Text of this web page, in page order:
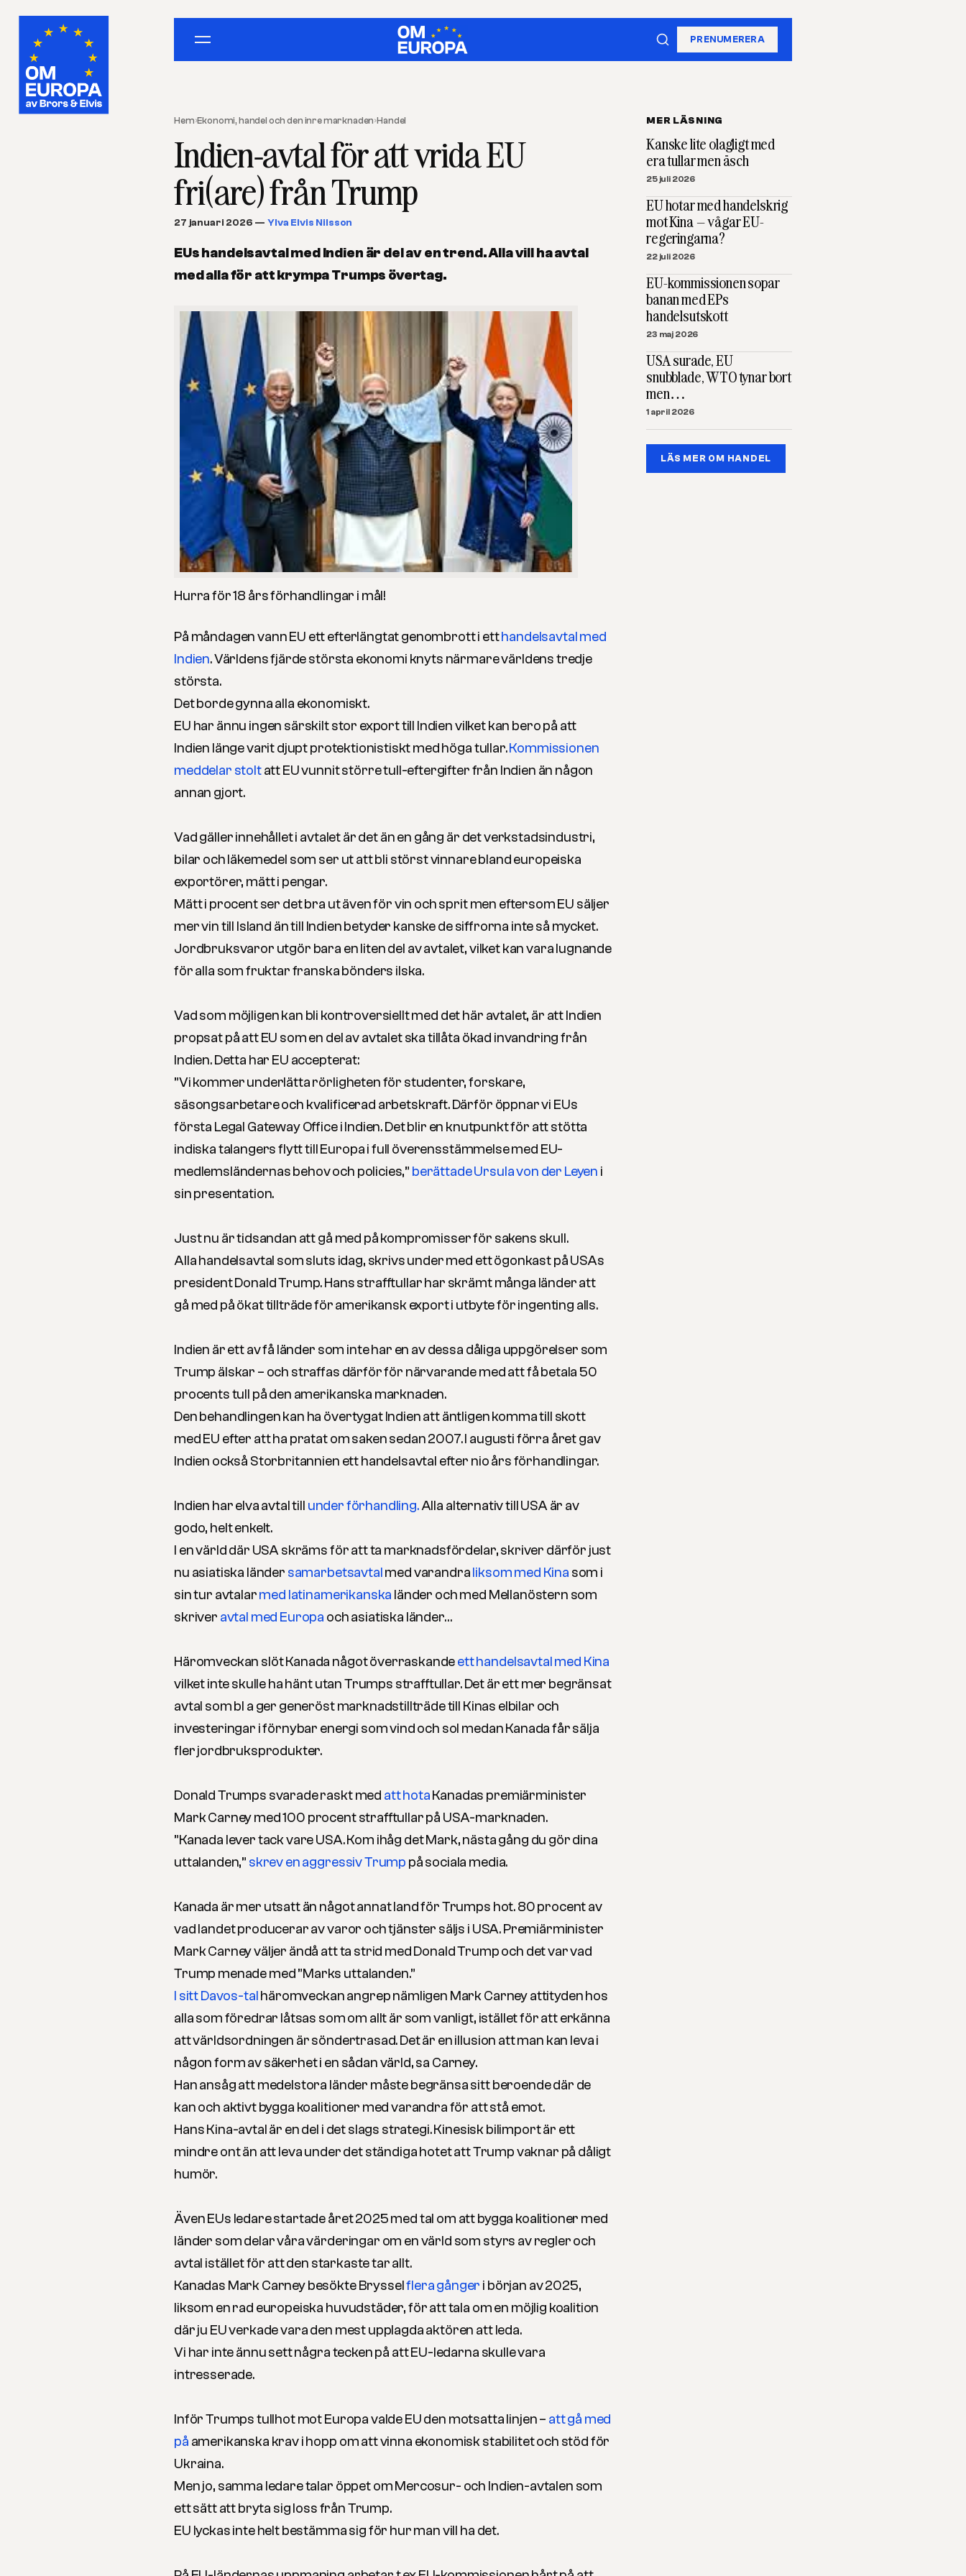
PRENUMERERA
Hem›Ekonomi, handel och den inre marknaden›Handel
Indien-avtal för att vrida EU
fri(are) från Trump
27 januari 2026 — Ylva Elvis Nilsson
EUs handelsavtal med Indien är del av en trend. Alla vill ha avtal
med alla för att krympa Trumps övertag.
Hurra för 18 års förhandlingar i mål!
På måndagen vann EU ett efterlängtat genombrott i etthandelsavtal med
Indien. Världens fjärde största ekonomi knyts närmare världens tredje
största.
Det borde gynna alla ekonomiskt.
EU har ännu ingen särskilt stor export till Indien vilket kan bero på att
Indien länge varit djupt protektionistiskt med höga tullar.Kommissionen
meddelar stoltatt EU vunnit större tull-eftergifter från Indien än någon
annan gjort.
Vad gäller innehållet i avtalet är det än en gång är det verkstadsindustri,
bilar och läkemedel som ser ut att bli störst vinnare bland europeiska
exportörer, mätt i pengar.
Mätt i procent ser det bra ut även för vin och sprit men eftersom EU säljer
mer vin till Island än till Indien betyder kanske de siffrorna inte så mycket.
Jordbruksvaror utgör bara en liten del av avtalet, vilket kan vara lugnande
för alla som fruktar franska bönders ilska.
Vad som möjligen kan bli kontroversiellt med det här avtalet, är att Indien
propsat på att EU som en del av avtalet ska tillåta ökad invandring från
Indien. Detta har EU accepterat:
”Vi kommer underlätta rörligheten för studenter, forskare,
säsongsarbetare och kvalificerad arbetskraft. Därför öppnar vi EUs
första Legal Gateway Officei Indien. Det blir en knutpunkt för att stötta
indiska talangers flytt till Europa i full överensstämmelse med EU-
medlemsländernas behov och policies,” berättade Ursula von der Leyen i
sin presentation.
Just nu är tidsandan att gå med på kompromisser för sakens skull.
Alla handelsavtal som sluts idag, skrivs under med ett ögonkast på USAs
president Donald Trump. Hans strafftullar har skrämt många länder att
gå med på ökat tillträde för amerikansk export i utbyte för ingenting alls.
Indien är ett av få länder som inte har en av dessa dåliga uppgörelser som
Trump älskar – och straffas därför för närvarande med att få betala 50
procents tull på den amerikanska marknaden.
Den behandlingen kan ha övertygat Indien att äntligen komma till skott
med EU efter att ha pratat om saken sedan 2007. I augusti förra året gav
Indien också Storbritannien ett handelsavtal efter nio års förhandlingar.
Indien har elva avtal till under förhandling.Alla alternativ till USA är av
godo, helt enkelt.
I en värld där USA skräms för att ta marknadsfördelar, skriver därför just
nu asiatiska länder samarbetsavtalmed varandraliksom med Kina som i
sin tur avtalarmed latinamerikanska länder och med Mellanöstern som
skriver avtal med Europa och asiatiska länder…
Häromveckan slöt Kanada något överraskandeett handelsavtal med Kina
vilket inte skulle ha hänt utan Trumps strafftullar. Det är ett mer begränsat
avtal som bl a ger generöst marknadstillträde till Kinas elbilar och
investeringar i förnybar energi som vind och sol medan Kanada får sälja
fler jordbruksprodukter.
Donald Trumps svarade raskt med att hotaKanadas premiärminister
Mark Carney med 100 procent strafftullar på USA-marknaden.
”Kanada lever tack vare USA. Kom ihåg det Mark, nästa gång du gör dina
uttalanden,” skrev en aggressiv Trump på sociala media.
Kanada är mer utsatt än något annat land för Trumps hot. 80 procent av
vad landet producerar av varor och tjänster säljs i USA. Premiärminister
Mark Carney väljer ändå att ta strid med Donald Trump och det var vad
Trump menade med ”Marks uttalanden.”
I sitt Davos-talhäromveckan angrep nämligen Mark Carney attityden hos
alla som föredrar låtsas som om allt är som vanligt, istället för att erkänna
att världsordningen är söndertrasad. Det är en illusion att man kan leva i
någon form av säkerhet i en sådan värld, sa Carney.
Han ansåg att medelstora länder måste begränsa sitt beroende där de
kan och aktivt bygga koalitioner med varandra för att stå emot.
Hans Kina-avtal är en del i det slags strategi. Kinesisk bilimport är ett
mindre ont än att leva under det ständiga hotet att Trump vaknar på dåligt
humör.
Även EUs ledare startade året 2025 med tal om att bygga koalitioner med
länder som delar våra värderingar om en värld som styrs av regler och
avtal istället för att den starkaste tar allt.
Kanadas Mark Carney besökte Brysselflera gånger i början av 2025,
liksom en rad europeiska huvudstäder, för att tala om en möjlig koalition
där ju EU verkade vara den mest upplagda aktören att leda.
Vi har inte ännu sett några tecken på att EU-ledarna skulle vara
intresserade.
Inför Trumps tullhot mot Europa valde EU den motsatta linjen – att gå med
på amerikanska krav i hopp om att vinna ekonomisk stabilitet och stöd för
Ukraina.
Men jo, samma ledare talar öppet om Mercosur- och Indien-avtalen som
ett sätt att bryta sig loss från Trump.
EU lyckas inte helt bestämma sig för hur man vill ha det.
MER LÄSNING
Kanske lite olagligt med
era tullar men äsch
25 juli 2026
EU hotar med handelskrig
mot Kina – vågar EU-
regeringarna?
22 juli 2026
EU-kommissionen sopar
banan med EPs
handelsutskott
23 maj 2026
USA surade, EU
snubblade, WTO tynar bort
men…
1 april 2026
LÄS MER OM HANDEL